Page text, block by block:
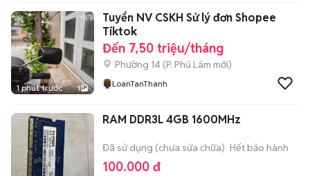
1 phút trước 1
Tuyển NV CSKH Sử lý đơn Shopee
Tiktok
Đến 7,50 triệu/tháng
Phường 14 (P. Phú Lâm mới)
LoanTanThanh
RAM DDR3L 4GB 1600MHz
Đã sử dụng (chưa sửa chữa) Hết bảo hành
100.000 đ